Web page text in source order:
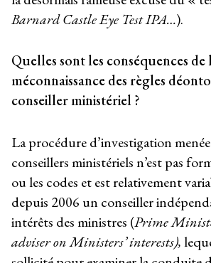
Barnard Castle Eye Test IPA…).
Quelles sont les conséquences de
méconnaissance des règles
conseiller ministériel ?
La procédure d’investigation
conseillers ministériels n’est pas
ou les codes et est relativement
depuis 2006 un conseiller
intérêts des ministres (Prime
adviser on Ministers’ interests),